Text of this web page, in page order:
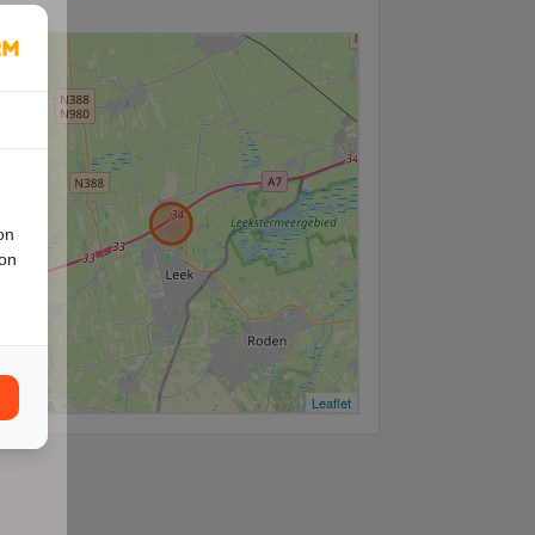
Leaflet